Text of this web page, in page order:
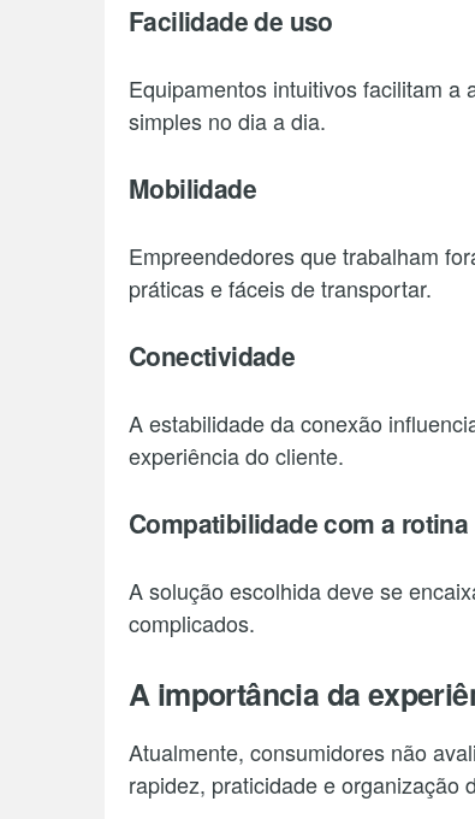
Facilidade de uso
Equipamentos intuitivos facilitam a
simples no dia a dia.
Mobilidade
Empreendedores que trabalham
práticas e fáceis de transportar.
Conectividade
A estabilidade da conexão
experiência do cliente.
Compatibilidade com a rotina
A solução escolhida deve se
complicados.
A importância da
Atualmente, consumidores não
rapidez, praticidade e organização